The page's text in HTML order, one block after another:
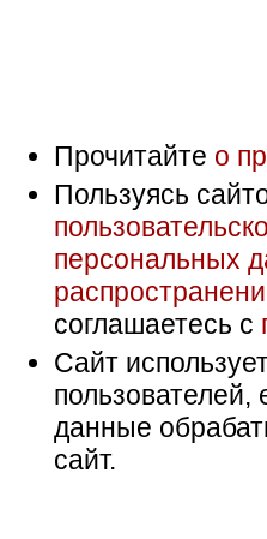
Прочитайте о
Пользуясь
персональных
соглашаетесь с
Сайт
данные
сайт.